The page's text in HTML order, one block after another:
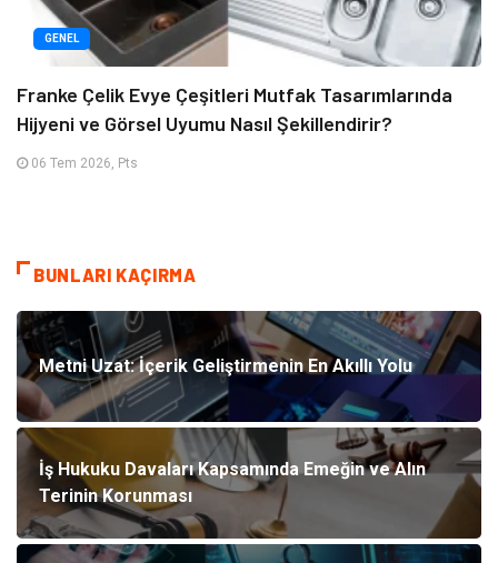
GENEL
Franke Çelik Evye Çeşitleri Mutfak Tasarımlarında
Hijyeni ve Görsel Uyumu Nasıl Şekillendirir?
06 Tem 2026, Pts
BUNLARI KAÇIRMA
Metni Uzat: İçerik Geliştirmenin En Akıllı Yolu
İş Hukuku Davaları Kapsamında Emeğin ve Alın
Terinin Korunması